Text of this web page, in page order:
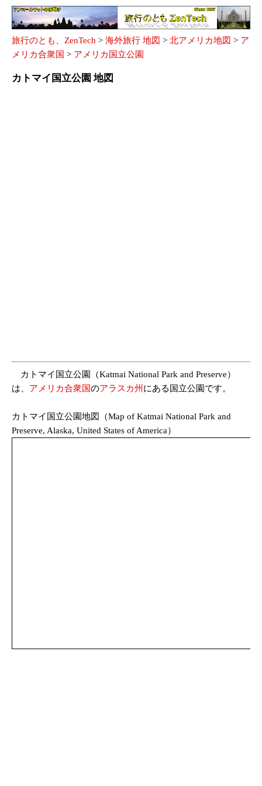
旅行のとも、ZenTech > 海外旅行 地図 > 北アメリカ地図 > ア
メリカ合衆国 > アメリカ国立公園
カトマイ国立公園 地図
カトマイ国立公園（Katmai National Park and Preserve）
は、 アメリカ合衆国のアラスカ州 にある国立公園です。
カトマイ国立公園地図（Map of Katmai National Park and
Preserve, Alaska, United States of America）